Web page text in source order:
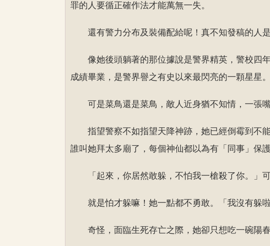
罪的人要循正確作法才能萬無一失。
還有警力分布及裝備配給呢！真不知發稿的人是
像她後頭躺著的那位據說是警界精英，警校四
成績畢業，是警界譽之有史以來最閃亮的一顆星星。
可是菜鳥還是菜鳥，敵人近身猶不知情，一張
指望警察不如指望天降神跡，她已經倒霉到不
誰叫她拜太多廟了，每個神仙都以為有「同事」保
「起來，你居然敢躲，不怕我一槍殺了你。」
就是怕才躲嘛！她一點都不勇敢。「我沒有躲
奇怪，面臨生死存亡之際，她卻只想吃一碗陽